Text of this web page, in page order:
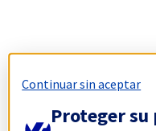
Continuar sin aceptar
Proteger